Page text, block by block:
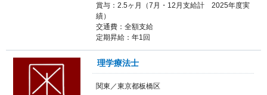
賞与：2.5ヶ月（7月・12月支給計 2025年度実
績）
交通費：全額支給
定期昇給：年1回
理学療法士
関東／東京都板橋区